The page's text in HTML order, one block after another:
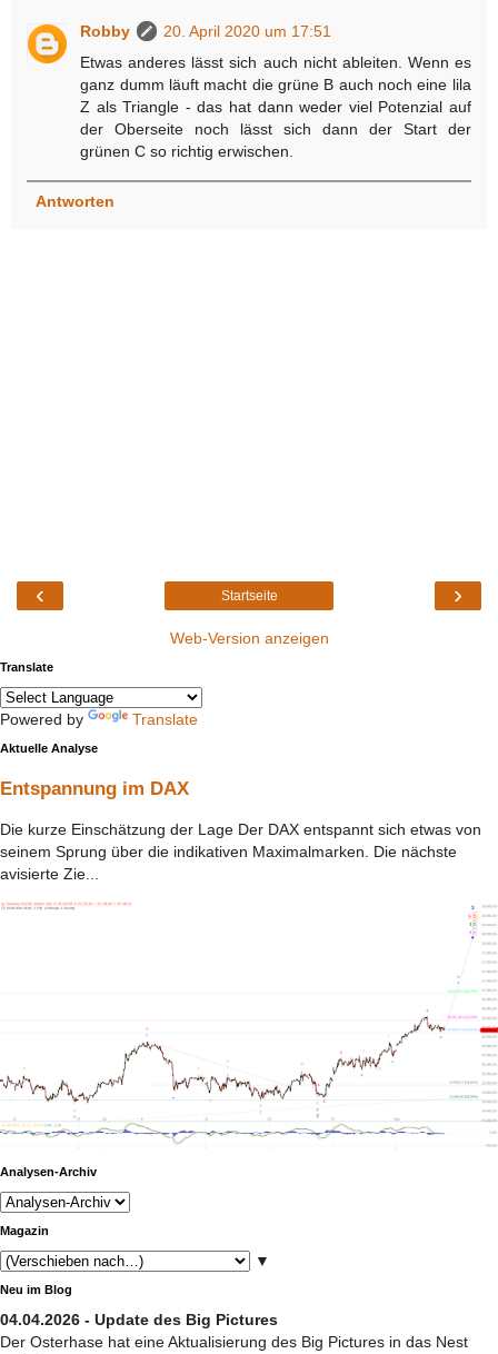
Robby
20. April 2020 um 17:51
Etwas anderes lässt sich auch nicht ableiten. Wenn es
ganz dumm läuft macht die grüne B auch noch eine lila
Z als Triangle - das hat dann weder viel Potenzial auf
der Oberseite noch lässt sich dann der Start der
grünen C so richtig erwischen.
Antworten
‹ ›
Startseite
Web-Version anzeigen
Translate
Powered by Translate
Aktuelle Analyse
Entspannung im DAX
Die kurze Einschätzung der Lage Der DAX entspannt sich etwas von
seinem Sprung über die indikativen Maximalmarken. Die nächste
avisierte Zie...
Analysen-Archiv
Magazin
▼
Neu im Blog
04.04.2026 - Update des Big Pictures
Der Osterhase hat eine Aktualisierung des Big Pictures in das Nest